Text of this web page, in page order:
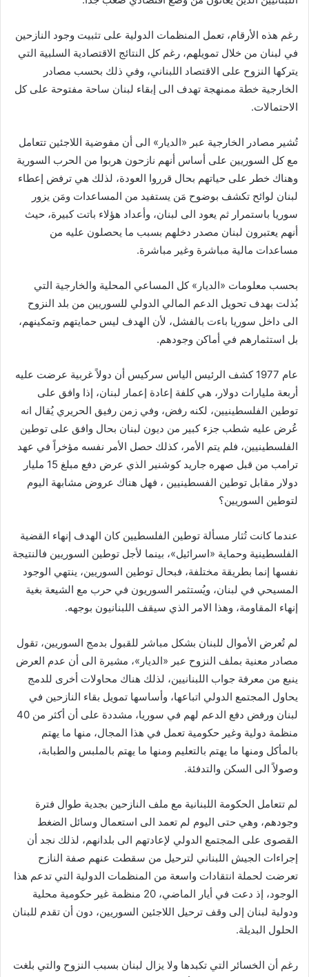
ي
ا
رغم هذه الأرقام، تعمل المنظمات الدولية على تثبيت وجود النازحين
في لبنان من خلال تمويلهم، رغم كل النتائج الاقتصادية السلبية التي
يتركها النزوح على الاقتصاد اللبناني، وفي ذلك بحسب مصادر
الخارجية خطة ممنهجة تهدف الى إبقاء لبنان ساحة مفتوحة على كل
الاحتمالات.
تُشير مصادر الخارجية عبر «الديار» الى أن مفوضية اللاجئين تتعامل
مع كل السوريين على أساس أنهم نازحون هربوا من الحرب السورية
وهناك خطر على حياتهم بحال قرروا العودة، لذلك هي ترفض إعطاء
لبنان لوائح تكشف بوضوح مَن يستفيد من المساعدات ومَن يزور
سوريا باستمرار ثم يعود الى لبنان، وأعداد هؤلاء باتت كبيرة، حيث
أنهم يعتبرون لبنان مصدر دخلهم بسبب ما يحصلون عليه من
مساعدات مالية مباشرة وغير مباشرة.
بحسب معلومات «الديار» كل المساعي المحلية والخارجية التي
بُذلت بهدف تحويل الدعم المالي الدولي للسوريين من بلد النزوح
الى داخل سوريا باءت بالفشل، لأن الهدف ليس حمايتهم وتمكينهم،
بل استثمارهم في أماكن وجودهم.
عام 1977 كشف الرئيس الياس سركيس أن دولاً غربية عرضت عليه
أربعة مليارات دولار، هي كلفة إعادة إعمار لبنان، إذا وافق على
توطين الفلسطينيين، لكنه رفض، وفي زمن رفيق الحريري يُقال انه
عُرض عليه شطب جزء كبير من ديون لبنان بحال وافق على توطين
الفلسطينيين، فلم يتم الأمر، كذلك حصل الأمر نفسه مؤخراً في عهد
ترامب من قبل صهره جاريد كوشنير الذي عرض دفع مبلغ 15 مليار
دولار مقابل توطين الفسطينيين ، فهل هناك عروض مشابهة اليوم
لتوطين السوريين؟
عندما كانت تُثار مسألة توطين الفلسطيين كان الهدف إنهاء القضية
الفلسطينية وحماية «اسرائيل»، بينما لأجل توطين السوريين فالنتيجة
نفسها إنما بطريقة مختلفة، فبحال توطين السوريين، ينتهي الوجود
المسيحي في لبنان، ويُستثمر السوريون في حرب مع الشيعة بغية
إنهاء المقاومة، وهذا الامر الذي سيقف اللبنانيون بوجهه.
لم تُعرض الأموال للبنان بشكل مباشر للقبول بدمج السوريين، تقول
مصادر معنية بملف النزوح عبر «الديار»، مشيرة الى أن عدم العرض
ينبع من معرفة جواب اللبنانيين، لذلك هناك محاولات أخرى للدمج
يحاول المجتمع الدولي اتباعها، وأساسها تمويل بقاء النازحين في
لبنان ورفض دفع الدعم لهم في سوريا، مشددة على أن أكثر من 40
منظمة دولية وغير حكومية تعمل في هذا المجال، منها ما يهتم
بالمأكل ومنها ما يهتم بالتعليم ومنها ما يهتم بالملبس والطبابة،
وصولاً الى السكن والتدفئة.
لم تتعامل الحكومة اللبنانية مع ملف النازحين بجدية طوال فترة
وجودهم، وهي حتى اليوم لم تعمد الى استعمال وسائل الضغط
القصوى على المجتمع الدولي لإعادتهم الى بلدانهم، لذلك نجد أن
إجراءات الجيش اللبناني لترحيل من سقطت عنهم صفة النازح
تعرضت لحملة انتقادات واسعة من المنظمات الدولية التي تدعم هذا
الوجود، إذ دعت في أيار الماضي، 20 منظمة غير حكومية محلية
ودولية لبنان إلى وقف ترحيل اللاجئين السوريين، دون أن تقدم للبنان
الحلول البديلة.
رغم أن الخسائر التي تكبدها ولا يزال لبنان بسبب النزوح والتي بلغت